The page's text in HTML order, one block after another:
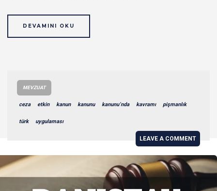
DEVAMINI OKU
MEVZUAT
ceza etkin kanun kanunu kanunu’nda kavramı pişmanlık
türk uygulaması
LEAVE A COMMENT